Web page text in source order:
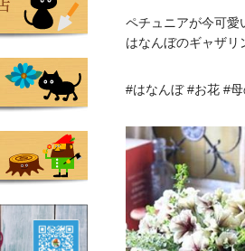
ペチュニアが今可愛
はなんぼのギャザリ
#はなんぼ #お花 #